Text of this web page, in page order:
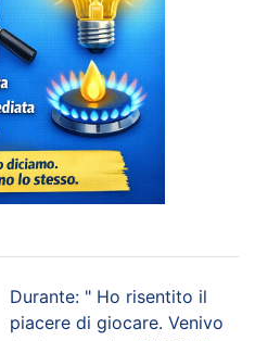
Durante: " Ho risentito il
piacere di giocare. Venivo